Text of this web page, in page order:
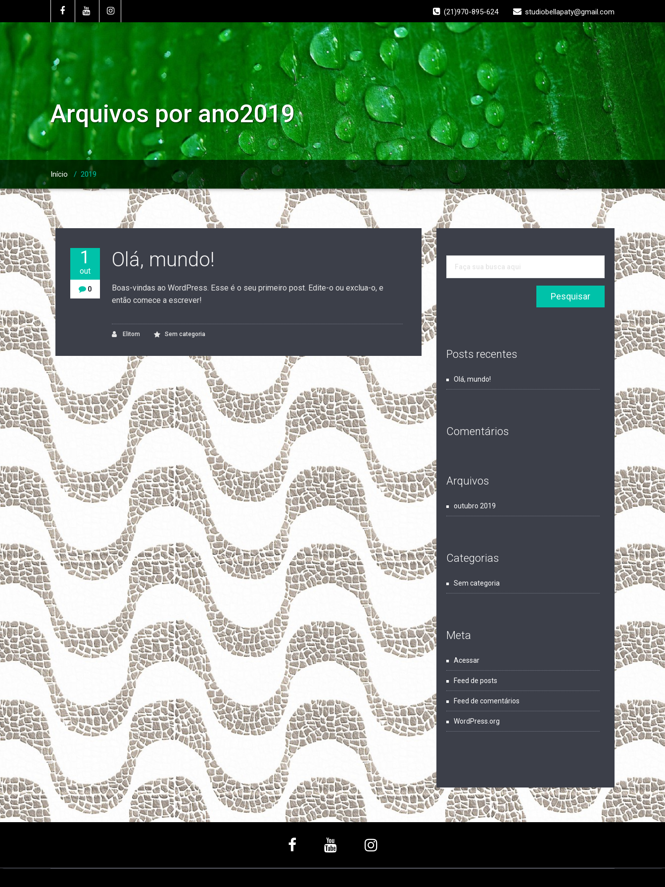
(21)970-895-624 studiobellapaty@gmail.com
Arquivos por ano2019
Início / 2019
1
out
0
Olá, mundo!
Boas-vindas ao WordPress. Esse é o seu primeiro post. Edite-o ou exclua-o, e
então comece a escrever!
Elitom Sem categoria
Posts recentes
Olá, mundo!
Comentários
Arquivos
outubro 2019
Categorias
Sem categoria
Meta
Acessar
Feed de posts
Feed de comentários
WordPress.org